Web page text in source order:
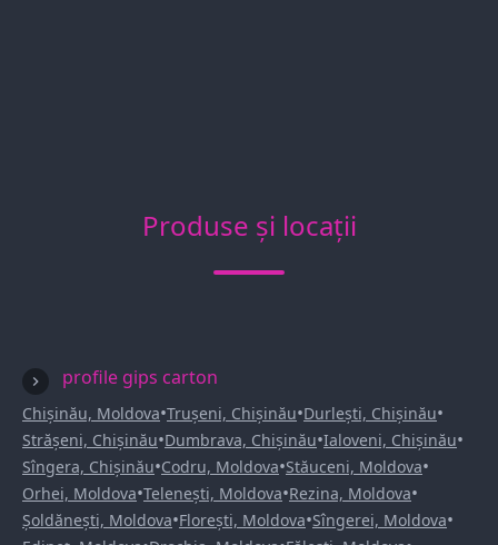
Produse și locații
profile gips carton
Chișinău, Moldova•Trușeni, Chișinău•Durlești, Chișinău•
Strășeni, Chișinău•Dumbrava, Chișinău•Ialoveni, Chișinău•
Sîngera, Chișinău•Codru, Moldova•Stăuceni, Moldova•
Orhei, Moldova•Telenești, Moldova•Rezina, Moldova•
Șoldănești, Moldova•Florești, Moldova•Sîngerei, Moldova•